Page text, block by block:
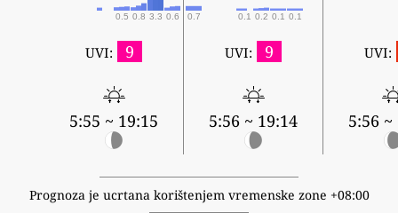
0.5 0.8 3.3 0.6 0.7 0.1 0.2 0.1 0.1
UVI: 9
5:55 ~ 19:15
UVI: 9
5:56 ~ 19:14
UVI:
5:56 ~
Prognoza je ucrtana korištenjem vremenske zone +08:00